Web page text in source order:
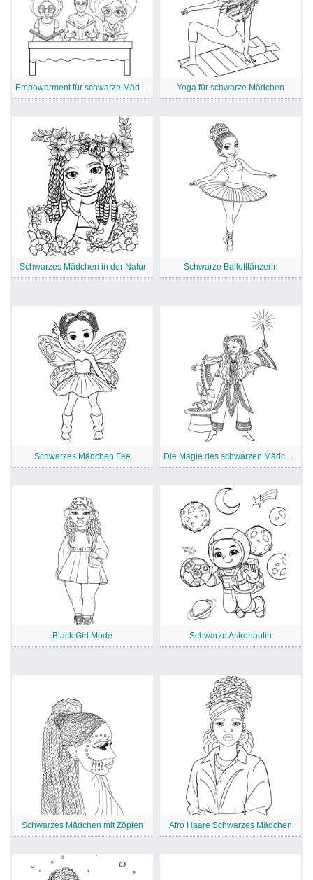
Empowerment für schwarze Mädchen Yoga für schwarze Mädchen
Schwarzes Mädchen in der Natur Schwarze Balletttänzerin
Schwarzes Mädchen Fee Die Magie des schwarzen Mädchens
Black Girl Mode Schwarze Astronautin
Schwarzes Mädchen mit Zöpfen Afro Haare Schwarzes Mädchen